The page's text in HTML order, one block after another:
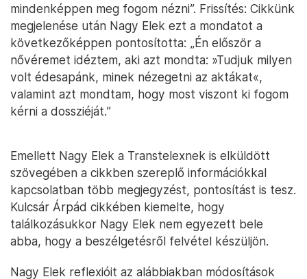
mindenképpen meg fogom nézni”. Frissítés: Cikkünk
megjelenése után Nagy Elek ezt a mondatot a
következőképpen pontosította: „Én először a
nővéremet idéztem, aki azt mondta: »Tudjuk milyen
volt édesapánk, minek nézegetni az aktákat«,
valamint azt mondtam, hogy most viszont ki fogom
kérni a dossziéját.”
Emellett Nagy Elek a Transtelexnek is elküldött
szövegében a cikkben szereplő információkkal
kapcsolatban több megjegyzést, pontosítást is tesz.
Kulcsár Árpád cikkében kiemelte, hogy
találkozásukkor Nagy Elek nem egyezett bele
abba, hogy a beszélgetésről felvétel készüljön.
Nagy Elek reflexióit az alábbiakban módosítások